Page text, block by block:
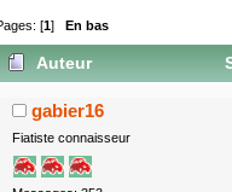
[1] En bas
Auteur
gabier16
Fiatiste connaisseur